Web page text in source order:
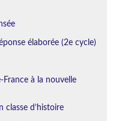
élaborée (2e cycle)
France à la nouvelle
classe d’histoire